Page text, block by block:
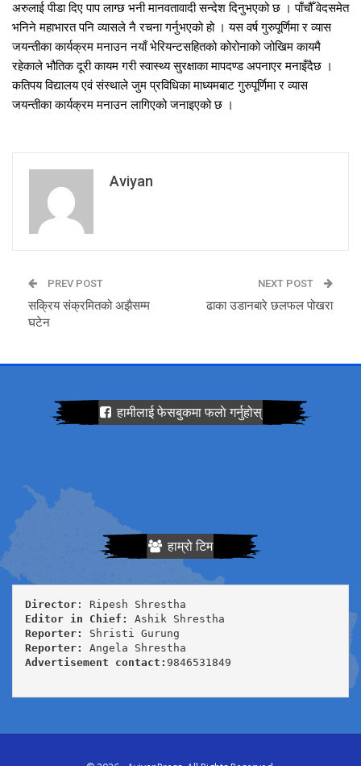
अरुलाई पीडा दिए पाप लाग्छ भनी मानवतावादी सन्देश दिनुभएको छ । पाँचौँ वेदसमेत
भनिने महाभारत पनि व्यासले नै रचना गर्नुभएको हो । यस वर्ष गुरुपूर्णिमा र व्यास
जयन्तीका कार्यक्रम मनाउन नयाँ भेरियन्टसहितको कोरोनाको जोखिम कायमै
रहेकाले भौतिक दूरी कायम गरी स्वास्थ्य सुरक्षाका मापदण्ड अपनाएर मनाइँदैछ ।
कतिपय विद्यालय एवं संस्थाले जुम प्रविधिका माध्यमबाट गुरुपूर्णिमा र व्यास
जयन्तीका कार्यक्रम मनाउन लागिएको जनाइएको छ ।
Aviyan
PREV POST
सक्रिय संक्रमितको अझैसम्म
घटेन
NEXT POST
ढाका उडानबारे छलफल पोखरा
हामीलाई फेसबुकमा फलाे गर्नुहोस्
हाम्रो टिम
Director
Editor in Chief:
Reporter:
Reporter:
Advertisement contact: 9846531849